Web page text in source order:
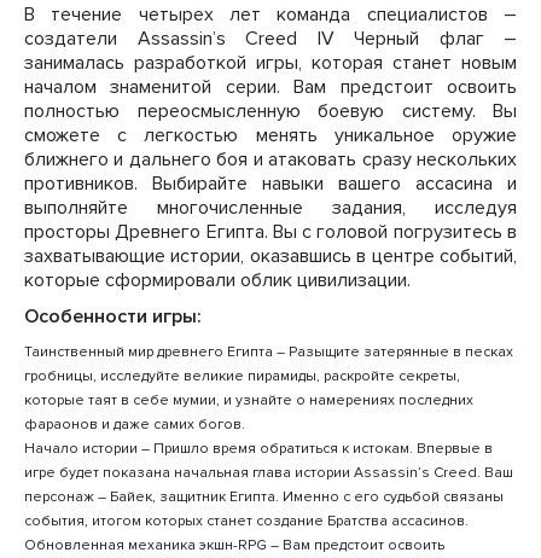
В течение четырех лет команда специалистов –
создатели Assassin’s Creed IV Черный флаг –
занималась разработкой игры, которая станет новым
началом знаменитой серии. Вам предстоит освоить
полностью переосмысленную боевую систему. Вы
сможете с легкостью менять уникальное оружие
ближнего и дальнего боя и атаковать сразу нескольких
противников. Выбирайте навыки вашего ассасина и
выполняйте многочисленные задания, исследуя
просторы Древнего Египта. Вы с головой погрузитесь в
захватывающие истории, оказавшись в центре событий,
которые сформировали облик цивилизации.
Особенности игры:
Таинственный мир древнего Египта – Разыщите затерянные в песках
гробницы, исследуйте великие пирамиды, раскройте секреты,
которые таят в себе мумии, и узнайте о намерениях последних
фараонов и даже самих богов.
Начало истории – Пришло время обратиться к истокам. Впервые в
игре будет показана начальная глава истории Assassin’s Creed. Ваш
персонаж – Байек, защитник Египта. Именно с его судьбой связаны
события, итогом которых станет создание Братства ассасинов.
Обновленная механика экшн-RPG – Вам предстоит освоить